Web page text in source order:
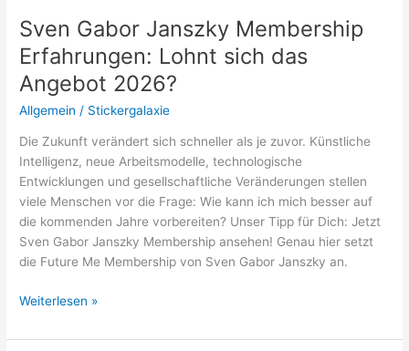
Dado
Erfahrungen
&
Bewertungen:
Lohnt
sich
das
Angebot
2026?
Sven Gabor Janszky Membership
Erfahrungen: Lohnt sich das
Angebot 2026?
Allgemein / Stickergalaxie
Die Zukunft verändert sich schneller als je zuvor. Künstliche
Intelligenz, neue Arbeitsmodelle, technologische
Entwicklungen und gesellschaftliche Veränderungen stellen
viele Menschen vor die Frage: Wie kann ich mich besser auf
die kommenden Jahre vorbereiten? Unser Tipp für Dich: Jetzt
Sven Gabor Janszky Membership ansehen! Genau hier setzt
die Future Me Membership von Sven Gabor Janszky an.
Sven
Janszky
Weiterlesen »